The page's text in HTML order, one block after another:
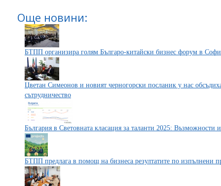
Още новини:
БТПП организира голям Българо-китайски бизнес форум в
Цветан Симеонов и новият черногорски посланик у нас
сътрудничество
България в Световната класация за таланти 2025: Възможности
БТПП предлага в помощ на бизнеса резултатите по изпълнени